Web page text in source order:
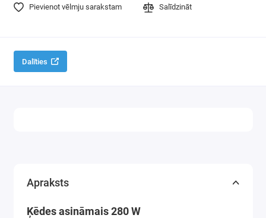
Pievienot vēlmju sarakstam Salīdzināt
Dalīties
Apraksts
Ķēdes asināmais 280 W